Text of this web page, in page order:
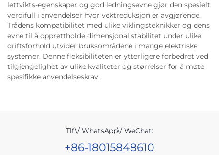
lettvikts-egenskaper og god ledningsevne gjør den spesielt
verdifull i anvendelser hvor vektreduksjon er avgjørende.
Trådens kompatibilitet med ulike viklingsteknikker og dens
evne til å opprettholde dimensjonal stabilitet under ulike
driftsforhold utvider bruksområdene i mange elektriske
systemer. Denne fleksibiliteten er ytterligere forbedret ved
tilgjengelighet av ulike kvaliteter og størrelser for å møte
spesifikke anvendelseskrav.
Tlf\/ WhatsApp\/ WeChat:
+86-18015848610